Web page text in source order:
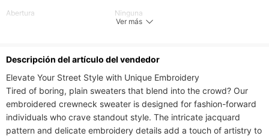
Abertura
Ninguna
Encapuchado
Longitud de la manga
Completo
Estilo
Vacaciones, estilo preppy, casual
Ver más
Descripción del artículo del vendedor
Elevate Your Street Style with Unique Embroidery​​
Tired of boring, plain sweaters that blend into the crowd? Our ​​
embroidered crewneck sweater​​ is designed for fashion-forward
individuals who crave standout style. The intricate jacquard
pattern and delicate embroidery details add a touch of artistry to